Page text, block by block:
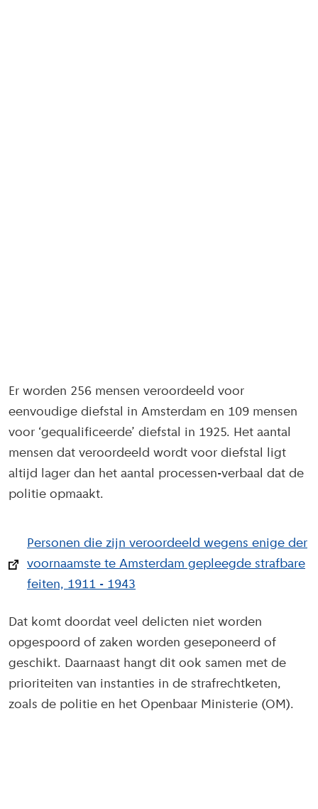
Er worden 256 mensen veroordeeld voor
eenvoudige diefstal in Amsterdam en 109 mensen
voor ‘gequalificeerde’ diefstal in 1925. Het aantal
mensen dat veroordeeld wordt voor diefstal ligt
altijd lager dan het aantal processen-verbaal dat de
politie opmaakt.
Personen die zijn veroordeeld wegens enige der
voornaamste te Amsterdam gepleegde strafbare
feiten, 1911 - 1943
Dat komt doordat veel delicten niet worden
opgespoord of zaken worden geseponeerd of
geschikt. Daarnaast hangt dit ook samen met de
prioriteiten van instanties in de strafrechtketen,
zoals de politie en het Openbaar Ministerie (OM).